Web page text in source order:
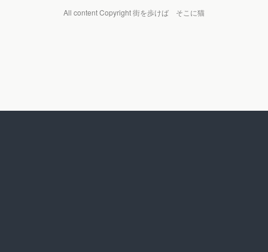
All content Copyright 街を歩けば そこに猫